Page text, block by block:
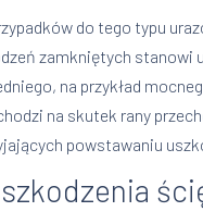
do tego typu
zamkniętych stanowi
na przykład
na skutek rany
powstawaniu